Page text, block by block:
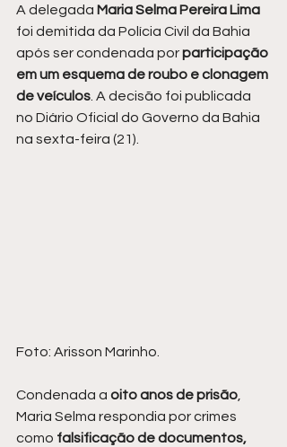
A delegada Maria Selma Pereira Lima
foi demitida da Polícia Civil da Bahia
após ser condenada por participação
em um esquema de roubo e clonagem
de veículos . A decisão foi publicada
no Diário Oficial do Governo da Bahia
na sexta-feira (21).
Foto: Arisson Marinho.
Condenada a oito anos de prisão,
Maria Selma respondia por crimes
como falsificação de documentos,